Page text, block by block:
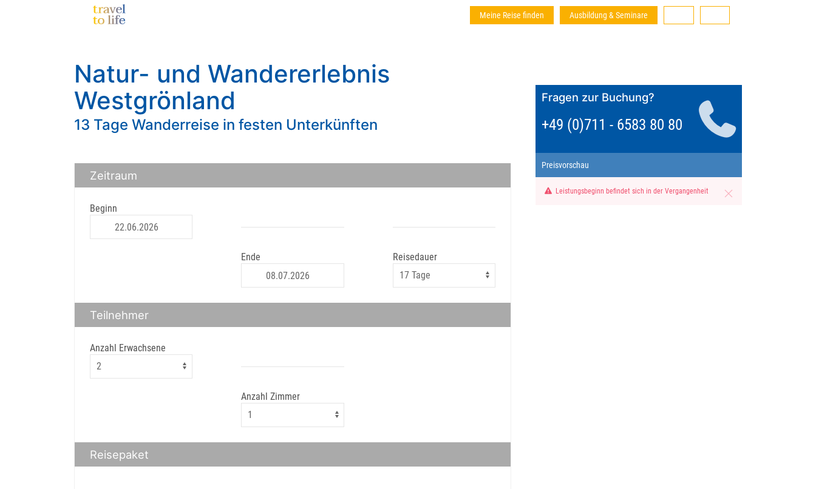
Meine Reise finden Ausbildung & Seminare
Natur- und Wandererlebnis
Westgrönland
13 Tage Wanderreise in festen Unterkünften
Zeitraum
Beginn
Ende Reisedauer
Teilnehmer
Anzahl Erwachsene
Anzahl Zimmer
Reisepaket
Fragen zur Buchung?
+49 (0)711 - 6583 80 80
Preisvorschau
Leistungsbeginn befindet sich in der Vergangenheit